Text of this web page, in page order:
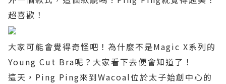
超喜歡！
大家可能會覺得奇怪吧！為什麼不是Magic X系列的
Young Cut Bra呢？大家看下去便會知道了！
這天， Ping Ping來到Wacoal位於太子始創中心的